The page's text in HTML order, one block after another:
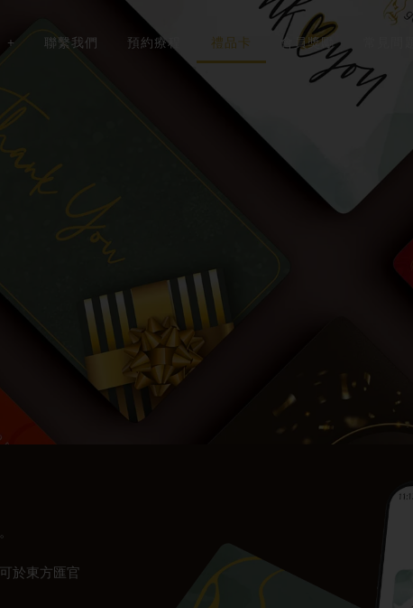
聯繫我們 預約療程 禮品卡 會員獎勵 常見問
於東方匯官